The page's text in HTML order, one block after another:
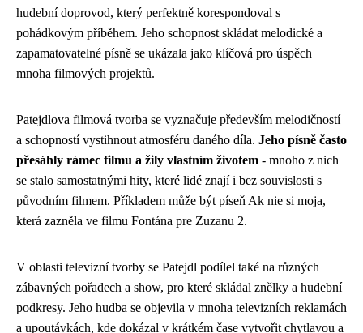
hudební doprovod, který perfektně korespondoval s
pohádkovým příběhem. Jeho schopnost skládat melodické a
zapamatovatelné písně se ukázala jako klíčová pro úspěch
mnoha filmových projektů.
Patejdlova filmová tvorba se vyznačuje především melodičností
a schopností vystihnout atmosféru daného díla. Jeho písně často
přesáhly rámec filmu a žily vlastním životem - mnoho z nich
se stalo samostatnými hity, které lidé znají i bez souvislosti s
původním filmem. Příkladem může být píseň Ak nie si moja,
která zazněla ve filmu Fontána pre Zuzanu 2.
V oblasti televizní tvorby se Patejdl podílel také na různých
zábavných pořadech a show, pro které skládal znělky a hudební
podkresy. Jeho hudba se objevila v mnoha televizních reklamách
a upoutávkách, kde dokázal v krátkém čase vytvořit chytlavou a